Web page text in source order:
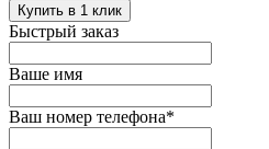
Купить в 1 клик
Быстрый заказ
Ваше имя
Ваш номер телефона*